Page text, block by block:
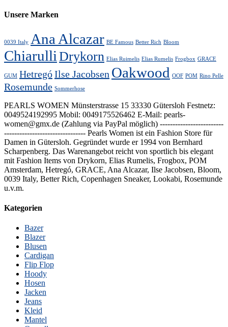
Unsere Marken
0039 Italy Ana Alcazar BE Famous Better Rich Bloom
Chiarulli Drykorn Elias Ruimelis Elias Rumelis Frogbox GRACE
GUM HetregóIlse Jacobsen Oakwood OOF POM Rino Pelle
Rosemunde Sommerhose
PEARLS WOMEN Münsterstrasse 15 33330 Gütersloh Festnetz:
0049524192995 Mobil: 0049175526462 E-Mail: pearls-
women@gmx.de (Zahlung via PayPal möglich) -------------------------
-------------------------------- Pearls Women ist ein Fashion Store für
Damen in Gütersloh. Gegründet wurde er 1994 von Bernhard
Scharpenberg. Das Warenangebot reicht von sportlich bis elegant
mit Fashion Items von Drykorn, Elias Rumelis, Frogbox, POM
Amsterdam, Hetregó, GRACE, Ana Alcazar, Ilse Jacobsen, Bloom,
0039 Italy, Better Rich, Copenhagen Sneaker, Lookabi, Rosemunde
u.v.m.
Kategorien
Bazer
Blazer
Blusen
Cardigan
Flip Flop
Hoody
Hosen
Jacken
Jeans
Kleid
Mantel